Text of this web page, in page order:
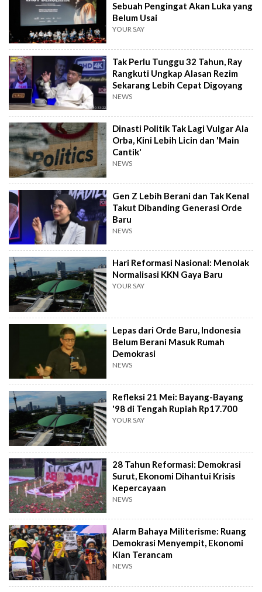
Sebuah Pengingat Akan Luka yang
Belum Usai
YOUR SAY
Tak Perlu Tunggu 32 Tahun, Ray
Rangkuti Ungkap Alasan Rezim
Sekarang Lebih Cepat Digoyang
NEWS
Dinasti Politik Tak Lagi Vulgar Ala
Orba, Kini Lebih Licin dan 'Main
Cantik'
NEWS
Gen Z Lebih Berani dan Tak Kenal
Takut Dibanding Generasi Orde
Baru
NEWS
Hari Reformasi Nasional: Menolak
Normalisasi KKN Gaya Baru
YOUR SAY
Lepas dari Orde Baru, Indonesia
Belum Berani Masuk Rumah
Demokrasi
NEWS
Refleksi 21 Mei: Bayang-Bayang
'98 di Tengah Rupiah Rp17.700
YOUR SAY
28 Tahun Reformasi: Demokrasi
Surut, Ekonomi Dihantui Krisis
Kepercayaan
NEWS
Alarm Bahaya Militerisme: Ruang
Demokrasi Menyempit, Ekonomi
Kian Terancam
NEWS